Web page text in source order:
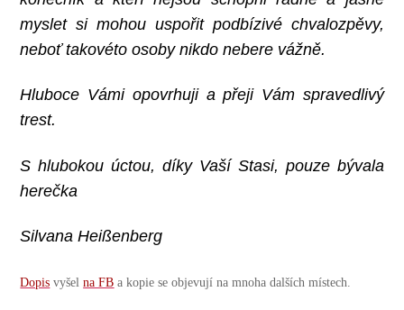
myslet si mohou uspořit podbízivé chvalozpěvy,
neboť takovéto osoby nikdo nebere vážně.
Hluboce Vámi opovrhuji a přeji Vám spravedlivý
trest.
S hlubokou úctou, díky Vaší Stasi, pouze bývala
herečka
Silvana Heißenberg
Dopis vyšelna FB a kopie se objevují na mnoha dalších místech.